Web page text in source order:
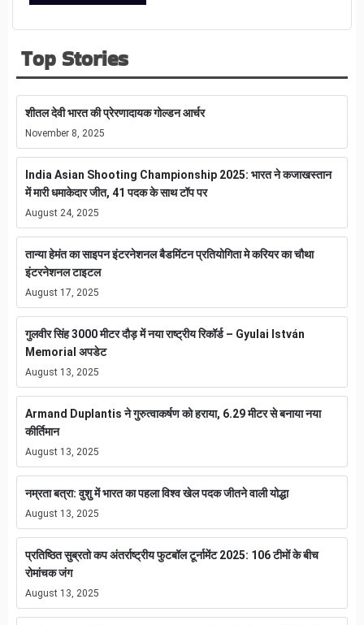
Top Stories
शीतल देवी भारत की प्रेरणादायक गोल्डन आर्चर
November 8, 2025
India Asian Shooting Championship 2025: भारत ने कजाखस्तान
में मारी धमाकेदार जीत, 41 पदक के साथ टॉप पर
August 24, 2025
तान्या हेमंत का साइपन इंटरनेशनल बैडमिंटन प्रतियोगिता मे करियर का चौथा
इंटरनेशनल टाइटल
August 17, 2025
गुलवीर सिंह 3000 मीटर दौड़ में नया राष्ट्रीय रिकॉर्ड – Gyulai István
Memorial अपडेट
August 13, 2025
Armand Duplantis ने गुरुत्वाकर्षण को हराया, 6.29 मीटर से बनाया नया
कीर्तिमान
August 13, 2025
नम्रता बत्रा: वुशु में भारत का पहला विश्व खेल पदक जीतने वाली योद्धा
August 13, 2025
प्रतिष्ठित सुब्रतो कप अंतर्राष्ट्रीय फुटबॉल टूर्नामेंट 2025: 106 टीमों के बीच
रोमांचक जंग
August 13, 2025